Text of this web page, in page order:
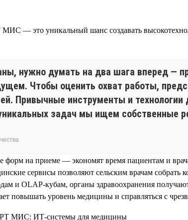
— это уникальный шанс создавать
нужно думать на два шага вперед —
Чтобы оценить охват работы,
Привычные инструменты и
задач мы ищем собственные
на приеме — экономят время пациентам и
сервисы позволяют сельским врачам собрать
и OLAP-кубам, органы здравоохранения
повышать уровень медицины и справляться с